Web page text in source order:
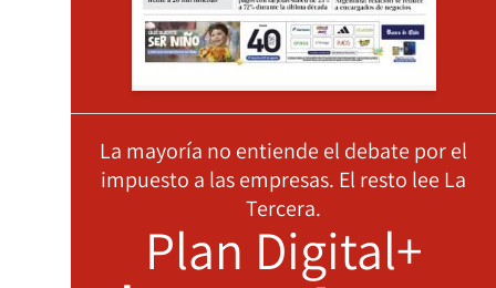
La mayoría no entiende el debate por el
impuesto a las empresas. El resto lee La
Tercera.
Plan Digital+